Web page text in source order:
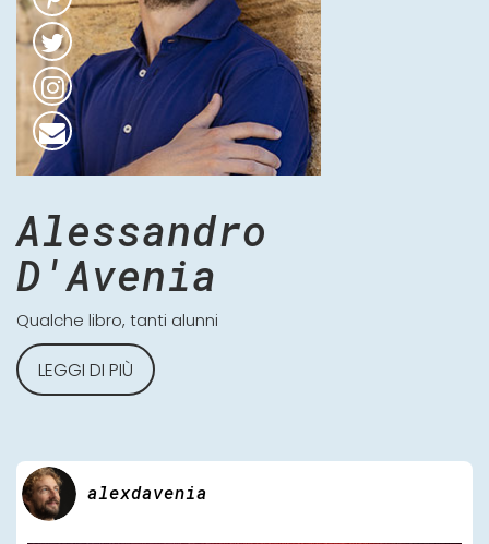
Alessandro
D'Avenia
Qualche libro, tanti alunni
LEGGI DI PIÙ
alexdavenia